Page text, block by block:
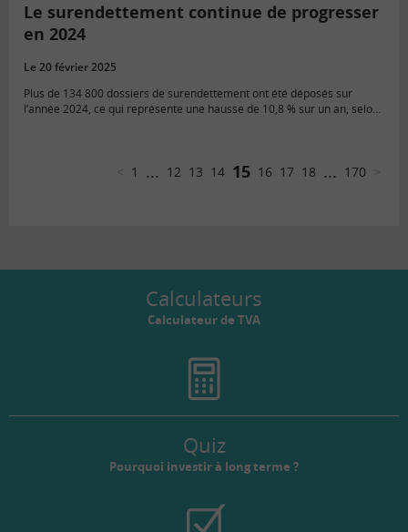
Le surendettement continue de progresser
en 2024
Le 20 février 2025
Plus de 134 800 dossiers de surendettement ont été déposés sur
l’année 2024, ce qui représente une hausse de 10,8 % sur un an, selon
1 ... 12 13 14 15 16 17 18 ... 170
Calculateurs
Calculateur de TVA
Quiz
Pourquoi investir à long terme ?